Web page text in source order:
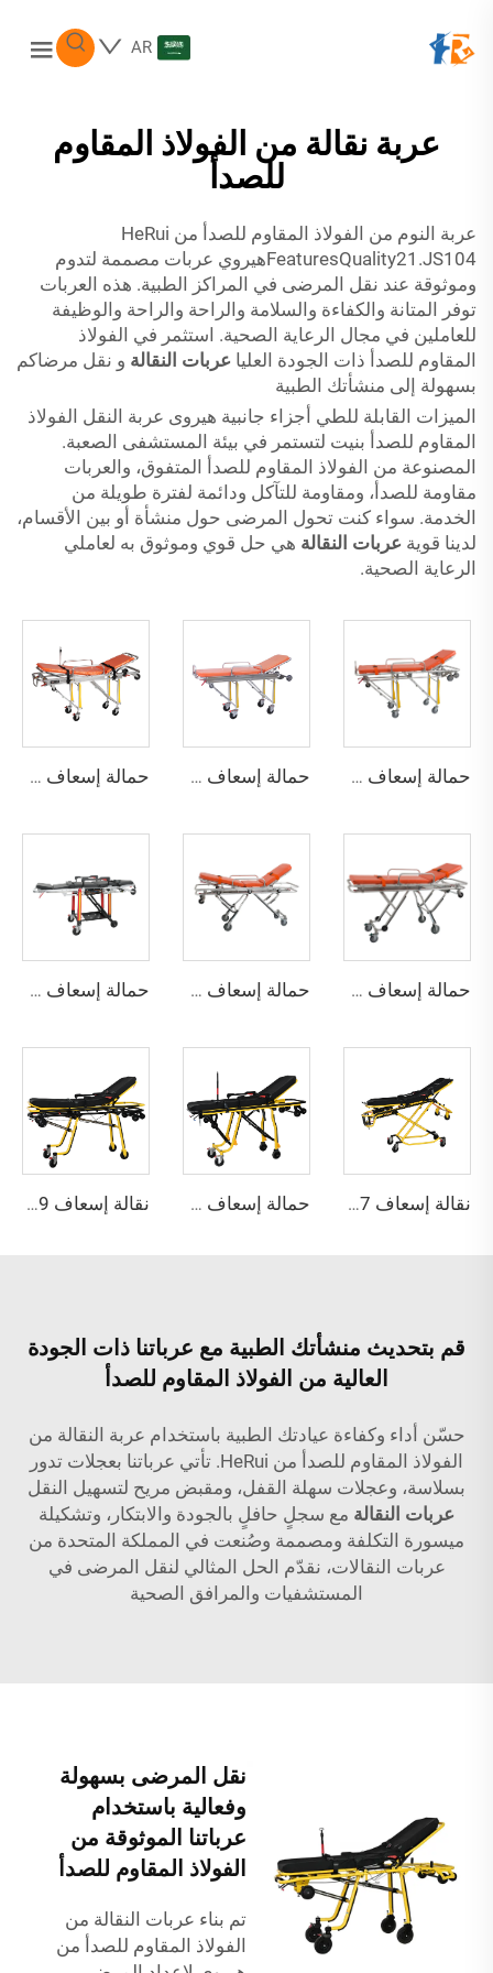
AR
عربة نقالة من الفولاذ المقاوم
للصدأ
عربة النوم من الفولاذ المقاوم للصدأ من HeRui
FeaturesQuality21.JS104هيروي عربات مصممة لتدوم
وموثوقة عند نقل المرضى في المراكز الطبية. هذه العربات
توفر المتانة والكفاءة والسلامة والراحة والراحة والوظيفة
للعاملين في مجال الرعاية الصحية. استثمر في الفولاذ
المقاوم للصدأ ذات الجودة العليا عربات النقالة و نقل مرضاكم
بسهولة إلى منشأتك الطبية
الميزات القابلة للطي أجزاء جانبية هيروى عربة النقل الفولاذ
المقاوم للصدأ بنيت لتستمر في بيئة المستشفى الصعبة.
المصنوعة من الفولاذ المقاوم للصدأ المتفوق، والعربات
مقاومة للصدأ، ومقاومة للتآكل ودائمة لفترة طويلة من
الخدمة. سواء كنت تحول المرضى حول منشأة أو بين الأقسام،
لدينا قوية عربات النقالة هي حل قوي وموثوق به لعاملي
الرعاية الصحية.
حمالة إسعاف YHR-A1 حمالة إسعاف YHR-A2 حمالة إسعاف YHR-A3
حمالة إسعاف YHR-A4 حمالة إسعاف YHR-A5 حمالة إسعاف YHR-A6
نقالة إسعاف YHR-A7 بدون شعار - أصفر حمالة إسعاف YHR-A8 نقالة إسعاف YHR-A9 أزرق
قم بتحديث منشأتك الطبية مع عرباتنا ذات الجودة
العالية من الفولاذ المقاوم للصدأ
حسّن أداء وكفاءة عيادتك الطبية باستخدام عربة النقالة من
الفولاذ المقاوم للصدأ من HeRui. تأتي عرباتنا بعجلات تدور
بسلاسة، وعجلات سهلة القفل، ومقبض مريح لتسهيل النقل
عربات النقالة مع سجلٍ حافلٍ بالجودة والابتكار، وتشكيلة
ميسورة التكلفة ومصممة وصُنعت في المملكة المتحدة من
عربات النقالات، نقدّم الحل المثالي لنقل المرضى في
المستشفيات والمرافق الصحية
نقل المرضى بسهولة
وفعالية باستخدام
عرباتنا الموثوقة من
الفولاذ المقاوم للصدأ
تم بناء عربات النقالة من
الفولاذ المقاوم للصدأ من